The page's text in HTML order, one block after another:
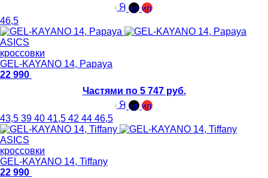
46,5
ASICS
кроссовки
GEL-KAYANO 14, Papaya
22 990
Частями по 5 747 руб.
43,5 39 40 41,5 42 44 46,5
ASICS
кроссовки
GEL-KAYANO 14, Tiffany
22 990